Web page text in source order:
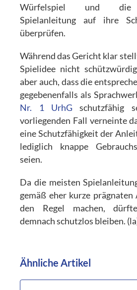
Würfelspiel und die
Spielanleitung auf ihre
überprüfen.
Während das Gericht klar
Spielidee nicht
aber auch, dass die
gegebenenfalls als
Nr. 1 UrhG schutzfähig
vorliegenden Fall verneinte
eine Schutzfähigkeit der
lediglich knappe
seien.
Da die meisten
gemäß eher kurze prägnaten
den Regel machen,
demnach schutzlos bleiben.
Ähnliche Artikel